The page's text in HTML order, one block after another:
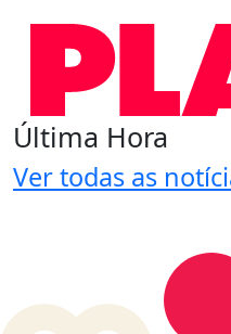
Última Hora
Ver todas as